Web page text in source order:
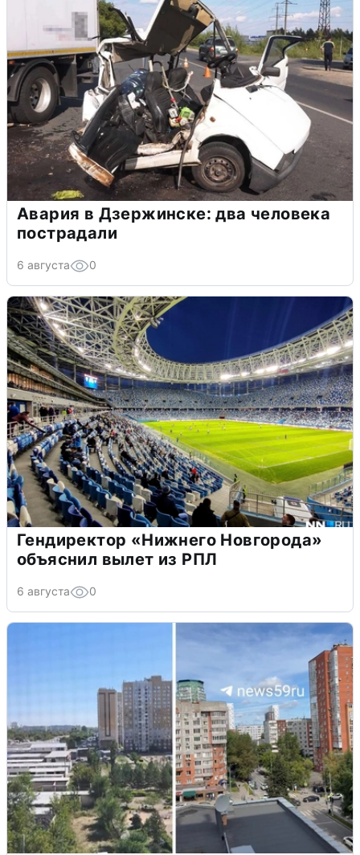
Авария в Дзержинске: два человека
пострадали
6 августа 0
Гендиректор «Нижнего Новгорода»
объяснил вылет из РПЛ
6 августа 0